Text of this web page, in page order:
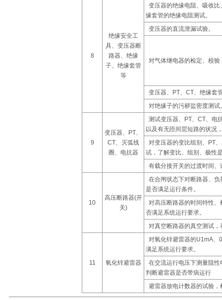
8
绝缘安全工
具、变压器断
路器、绝缘
子、绝缘套管
等
变压器的绝缘电阻、吸收
缘套管的绝缘电阻测试。
变压器的直流泄漏试验。
对气体继电器的检定、校验
变压器、PT、CT、绝缘套
对绝缘子的污秽盐密度测试
9
变压器、PT、
CT、灭弧线
圈、电抗器
测试变压器、PT、CT、电
以及有无匝间层短路的状况
对变压器的变比组别、PT
试，了解变比、组别、极性
有载分接开关的过渡时间、
10
高压断路器(开
关)
在合闸状态下对断路器、
是否满足运行条件。
对高压断路器的时间特性
否满足系统运行要求。
对真空断路器的真空测试
11 氧化锌避雷器
对氧化锌避雷器的U1mA
满足系统运行要求。
在交流运行电压下测量阻
判断避雷器是否带病运行
避雷器放电计数器的试验